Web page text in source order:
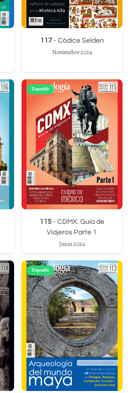
117- Códice Selden
Noviembre 2024
Disponible
115- CDMX. Guía de
Viajeros Parte 1
Junio 2024
Disponible